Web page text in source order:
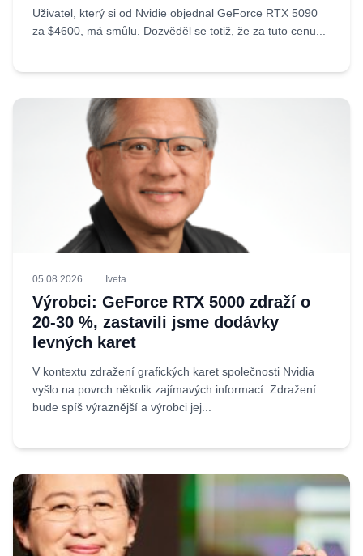
Uživatel, který si od Nvidie objednal GeForce RTX 5090
za $4600, má smůlu. Dozvěděl se totiž, že za tuto cenu...
05.08.2026 Iveta
Výrobci: GeForce RTX 5000 zdraží o
20-30 %, zastavili jsme dodávky
levných karet
V kontextu zdražení grafických karet společnosti Nvidia
vyšlo na povrch několik zajímavých informací. Zdražení
bude spíš výraznější a výrobci jej...